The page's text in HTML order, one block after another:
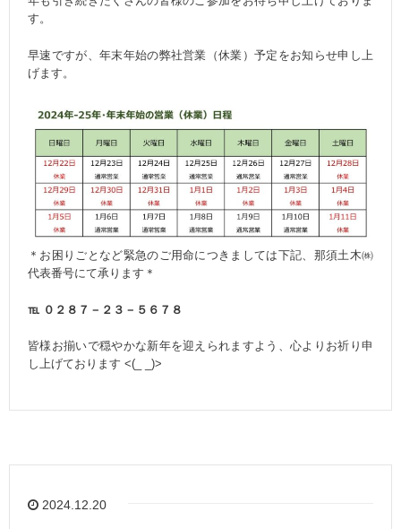
す。
早速ですが、年末年始の弊社営業（休業）予定をお知らせ申し上
げます。
＊お困りごとなど緊急のご用命につきましては下記、那須土木㈱
代表番号にて承ります＊
℡ ０２８７－２３－５６７８
皆様お揃いで穏やかな新年を迎えられますよう、心よりお祈り申
し上げております <(_ _)>
2024.12.20